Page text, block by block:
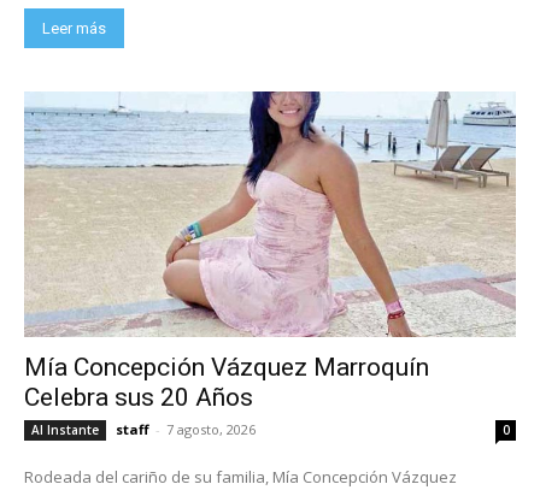
Leer más
Mía Concepción Vázquez Marroquín
Celebra sus 20 Años
Al Instante staff - 7 agosto, 2026 0
Rodeada del cariño de su familia, Mía Concepción Vázquez